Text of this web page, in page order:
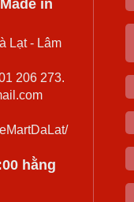
in
Lạt - Lâm
206 273.
hằng